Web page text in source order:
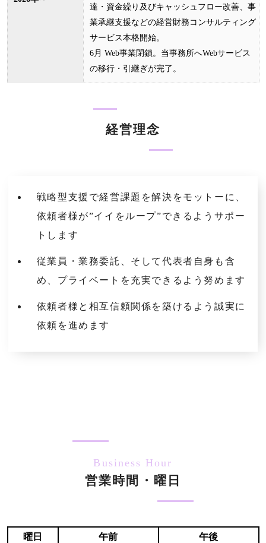
達・資金繰り及びキャッシュフロー改善、事
業承継支援などの経営財務コンサルティング
サービス本格開始。
6月 Web事業閉鎖。当事務所へWebサービス
の移行・引継ぎが完了。
経営理念
戦略型支援で経営課題を解決をモットーに、
依頼者様が”イイをループ”できるようサポー
トします
従業員・業務委託、そして代表者自身も含
め、プライベートを充実できるよう努めます
依頼者様と相互信頼関係を築けるよう誠実に
依頼を進めます
Business Hour
営業時間・曜日
曜日 午前
午後